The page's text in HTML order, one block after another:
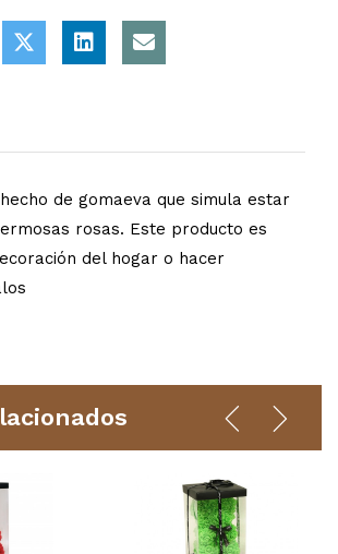
de gomaeva que simula estar
rosas. Este producto es
del hogar o hacer